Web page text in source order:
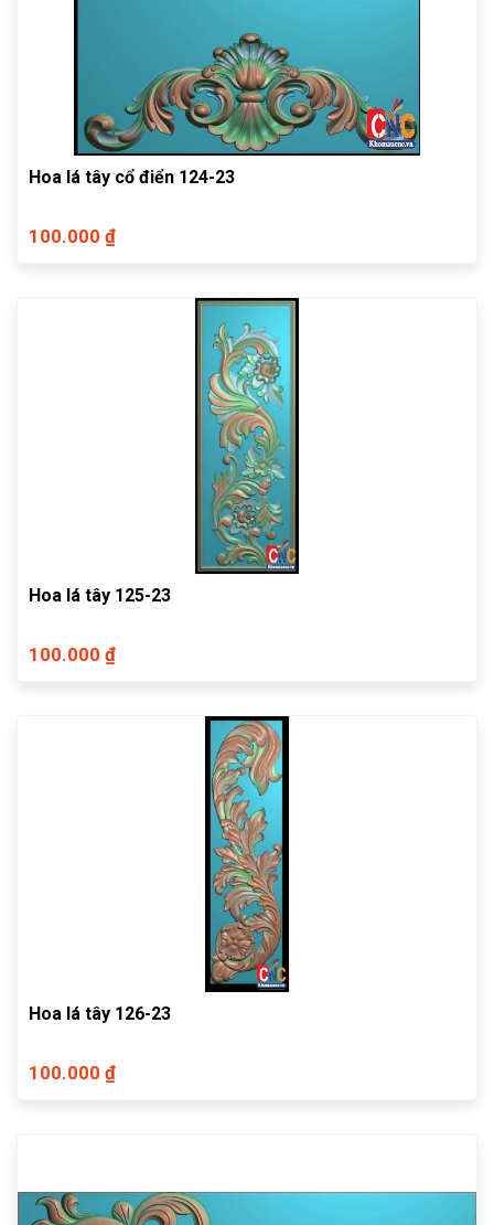
Hoa lá tây cổ điển 124-23
100.000 ₫
Hoa lá tây 125-23
100.000 ₫
Hoa lá tây 126-23
100.000 ₫